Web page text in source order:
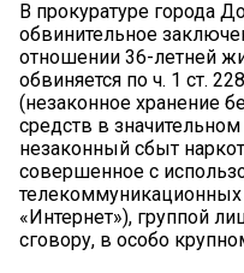
В прокуратуре города
обвинительное
отношении 36-летней
обвиняется по ч. 1 ст.
(незаконное хранение
средств в
незаконный сбыт
совершенное с
телекоммуникационных
«Интернет»), группой
сговору, в особо